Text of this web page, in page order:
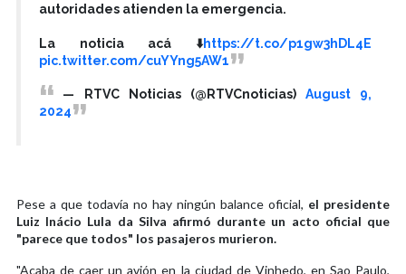
autoridades atienden la emergencia.
La noticia acá ⬇️https://t.co/p1gw3hDL4E
pic.twitter.com/cuYYng5AW1
— RTVC Noticias (@RTVCnoticias) August 9,
2024
Pese a que todavía no hay ningún balance oficial, el presidente
Luiz Inácio Lula da Silva afirmó durante un acto oficial que
"parece que todos" los pasajeros murieron.
"Acaba de caer un avión en la ciudad de Vinhedo, en Sao Paulo,